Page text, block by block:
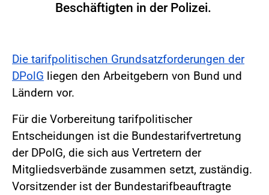
Beschäftigten in der Polizei.
Die tarifpolitischen Grundsatzforderungen der
DPolG liegen den Arbeitgebern von Bund und
Ländern vor.
Für die Vorbereitung tarifpolitischer
Entscheidungen ist die Bundestarifvertretung
der DPolG, die sich aus Vertretern der
Mitgliedsverbände zusammen setzt, zuständig.
Vorsitzender ist der Bundestarifbeauftragte